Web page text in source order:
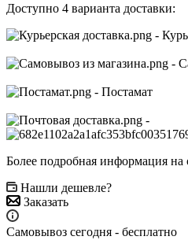
Доступно 4 варианта доставки:
-
-
- Постамат
-
Более подробная информация на
Нашли дешевле?
Заказать
Самовывоз сегодня - бесплатно